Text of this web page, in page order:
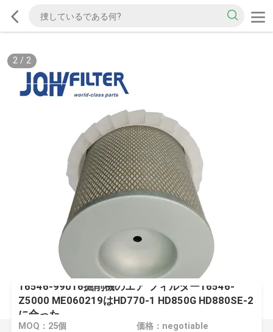
2/ 2
16546-99016掘削機のエア フィルター16546-
Z5000 ME060219はHD770-1 HD850G HD880SE-2
に合った
MOQ：25個 価格：negotiable